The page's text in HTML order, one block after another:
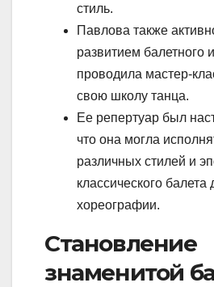
стиль.
Павлова также
развитием балетного
проводила мастер-
свою школу танца.
Ее репертуар был
что она могла
различных стилей и
классического
хореографии.
Становление
знаменитой